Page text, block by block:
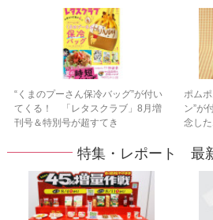
“くまのプーさん保冷バッグ”が付い
てくる！ 「レタスクラブ」8月増
刊号＆特別号が超すてき
ポム
ン”が
念し
特集・レポート 最